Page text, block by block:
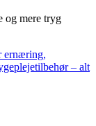
og mere tryg
ernæring,
– alt